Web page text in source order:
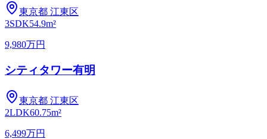
東京都 江東区
3SDK54.9m²
9,980万円
シティタワー有明
東京都 江東区
2LDK60.75m²
6,499万円